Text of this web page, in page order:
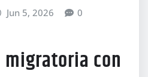
Jun 5, 2026 0
migratoria con